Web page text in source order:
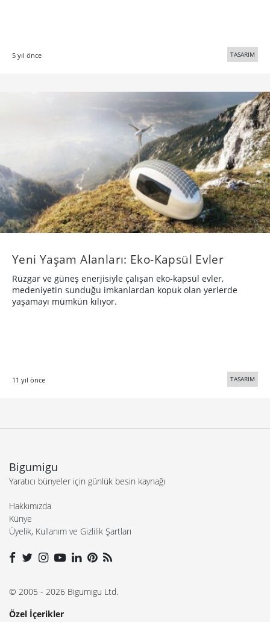
5 yıl önce TASARIM
​Yeni Yaşam Alanları: Eko-Kapsül Evler
Rüzgar ve güneş enerjisiyle çalışan eko-kapsül evler,
medeniyetin sunduğu imkanlardan kopuk olan yerlerde
yaşamayı mümkün kılıyor.
11 yıl önce TASARIM
Bigumigu
Yaratıcı bünyeler için günlük besin kaynağı
Hakkımızda
Künye
Üyelik, Kullanım ve Gizlilik Şartları
© 2005 - 2026 Bigumigu Ltd.
Özel İçerikler